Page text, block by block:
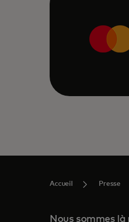
Accueil Presse
Nous sommes là